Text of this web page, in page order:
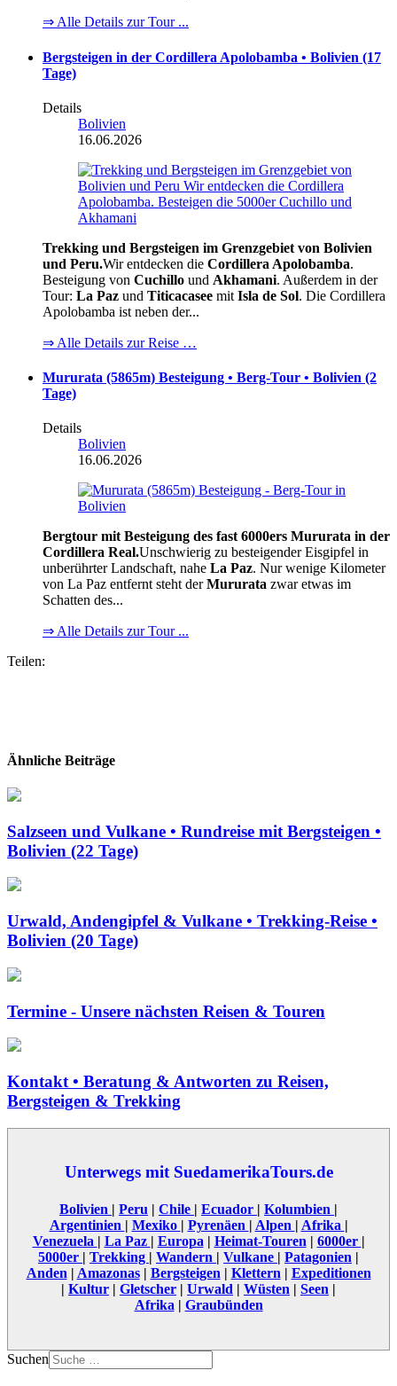
⇒ Alle Details zur Tour ...
Bergsteigen in der Cordillera Apolobamba • Bolivien (17
Tage)
Details
Bolivien
16.06.2026
Trekking und Bergsteigen im Grenzgebiet von Bolivien
und Peru.Wir entdecken die Cordillera Apolobamba.
Besteigung von Cuchillo und Akhamani. Außerdem in der
Tour: La Paz und Titicacasee mit Isla de Sol. Die Cordillera
Apolobamba ist neben der...
⇒ Alle Details zur Reise …
Mururata (5865m) Besteigung • Berg-Tour • Bolivien (2
Tage)
Details
Bolivien
16.06.2026
Bergtour mit Besteigung des fast 6000ers Mururata in der
Cordillera Real.Unschwierig zu besteigender Eisgipfel in
unberührter Landschaft, nahe La Paz. Nur wenige Kilometer
von La Paz entfernt steht derMururata zwar etwas im
Schatten des...
⇒ Alle Details zur Tour ...
Teilen:
Ähnliche Beiträge
Salzseen und Vulkane • Rundreise mit Bergsteigen •
Bolivien (22 Tage)
Urwald, Andengipfel & Vulkane • Trekking-Reise •
Bolivien (20 Tage)
Termine - Unsere nächsten Reisen & Touren
Kontakt • Beratung & Antworten zu Reisen,
Bergsteigen & Trekking
Unterwegs mit SuedamerikaTours.de
Bolivien | Peru | Chile | Ecuador | Kolumbien |
Argentinien | Mexiko | Pyrenäen | Alpen | Afrika |
Venezuela | La Paz | Europa | Heimat-Touren | 6000er |
5000er | Trekking | Wandern | Vulkane | Patagonien |
Anden | Amazonas| Bergsteigen | Klettern | Expeditionen
| Kultur | Gletscher | Urwald | Wüsten | Seen |
Afrika | Graubünden
Suchen